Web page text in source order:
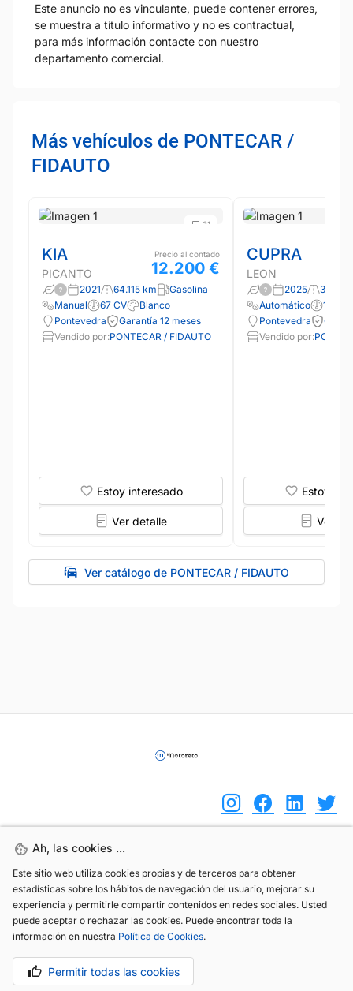
Este anuncio no es vinculante, puede contener errores,
se muestra a título informativo y no es contractual,
para más información contacte con nuestro
departamento comercial.
Más vehículos de PONTECAR /
FIDAUTO
31
KIA
PICANTO
Precio al contado
12.200 €
2021 64.115 km
Gasolina
Manual
67 CV
Blanco
Pontevedra
Garantía 12 meses
Vendido por:PONTECAR / FIDAUTO
Estoy interesado
Ver detalle
CUPRA
LEON
2025
Automático
150
Pontevedra
Vendido por:
Estoy
Ver
Ver catálogo de PONTECAR / FIDAUTO
Ah, las cookies ...
Este sitio web utiliza cookies propias y de terceros para obtener
estadísticas sobre los hábitos de navegación del usuario, mejorar su
experiencia y permitirle compartir contenidos en redes sociales. Usted
puede aceptar o rechazar las cookies. Puede encontrar toda la
información en nuestra Política de Cookies.
Permitir todas las cookies
Ah, las cookies ...
Este sitio web utiliza cookies propias y de terceros para obtener
estadísticas sobre los hábitos de navegación del usuario, mejorar su
experiencia y permitirle compartir contenidos en redes sociales. Usted
puede aceptar o rechazar las cookies. Puede encontrar toda la
información en nuestra Política de Cookies.
Permitir todas las cookies
info@motoreto.com
Aviso legal Política de cookies